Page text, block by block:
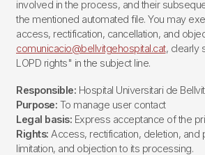
involved in the process, and their
the mentioned automated file. You may
access, rectification, cancellation, and
comunicacio@bellvitgehospital.cat, clearly
LOPD rights" in the subject line.
Responsible: Hospital Universitari de
Purpose: To manage user contact
Legal basis: Express acceptance of the
Rights: Access, rectification, deletion, and
limitation, and objection to its processing.